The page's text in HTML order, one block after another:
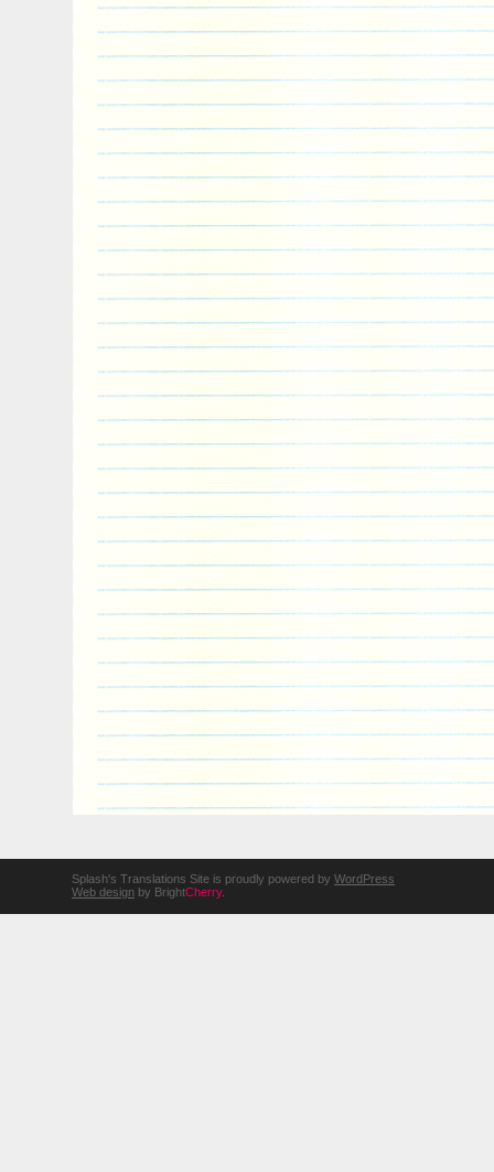
Splash's Translations Site is proudly powered by WordPress
Web design by BrightCherry.